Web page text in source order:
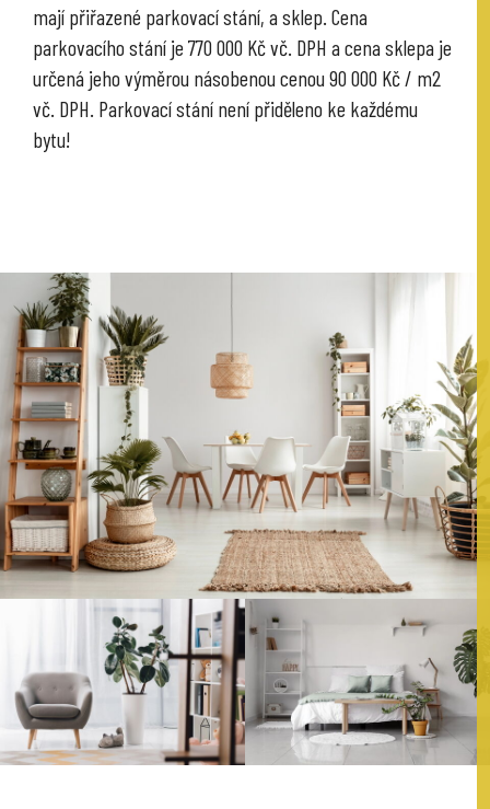
mají přiřazené parkovací stání, a sklep. Cena
parkovacího stání je 770 000 Kč vč. DPH a cena sklepa je
určená jeho výměrou násobenou cenou 90 000 Kč / m2
vč. DPH. Parkovací stání není přiděleno ke každému
bytu!